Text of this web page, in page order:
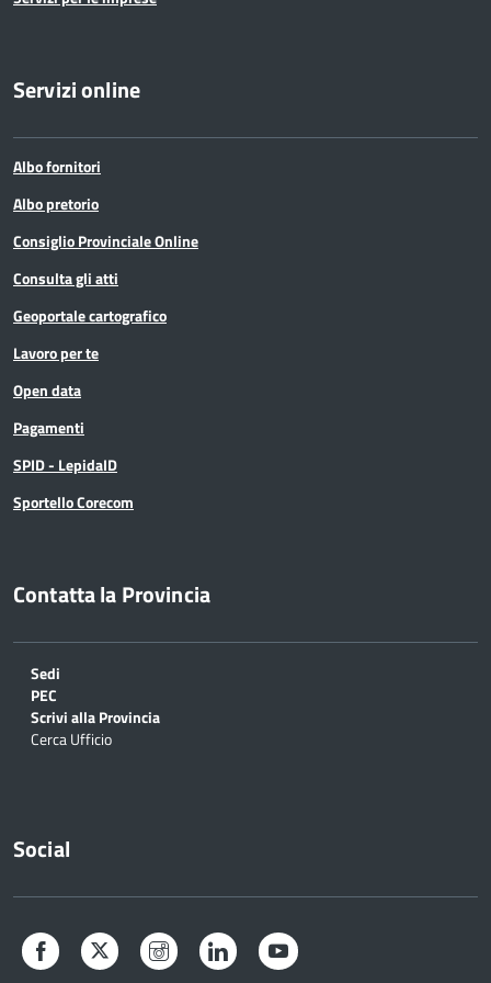
Servizi online
Albo fornitori
Albo pretorio
Consiglio Provinciale Online
Consulta gli atti
Geoportale cartografico
Lavoro per te
Open data
Pagamenti
SPID - LepidaID
Sportello Corecom
Contatta la Provincia
Sedi
PEC
Scrivi alla Provincia
Cerca Ufficio
Social
Facebook Twitter Instagram LinkedIn